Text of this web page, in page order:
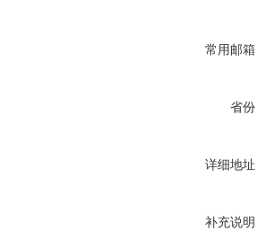
常用邮箱
省份
详细地址
补充说明